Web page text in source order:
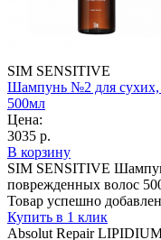
SIM SENSITIVE
Шампунь №2 для
500мл
Цена:
3035 р.
В корзину
SIM SENSITIVE
поврежденных волос
Товар успешно
Купить в 1 клик
Absolut Repair